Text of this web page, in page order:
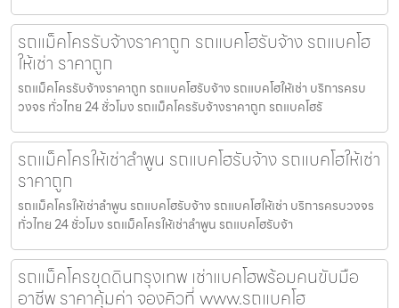
รถแม็คโครรับจ้างราคาถูก รถแบคโฮรับจ้าง รถแบคโฮ
ให้เช่า ราคาถูก
รถแม็คโครรับจ้างราคาถูก รถแบคโฮรับจ้าง รถแบคโฮให้เช่า บริการครบ
วงจร ทั่วไทย 24 ชั่วโมง รถแม็คโครรับจ้างราคาถูก รถแบคโฮรั
รถแม็คโครให้เช่าลำพูน รถแบคโฮรับจ้าง รถแบคโฮให้เช่า
ราคาถูก
รถแม็คโครให้เช่าลำพูน รถแบคโฮรับจ้าง รถแบคโฮให้เช่า บริการครบวงจร
ทั่วไทย 24 ชั่วโมง รถแม็คโครให้เช่าลำพูน รถแบคโฮรับจ้า
รถแม็คโครขุดดินกรุงเทพ เช่าแบคโฮพร้อมคนขับมือ
อาชีพ ราคาคุ้มค่า จองคิวที่ www.รถแบคโฮ